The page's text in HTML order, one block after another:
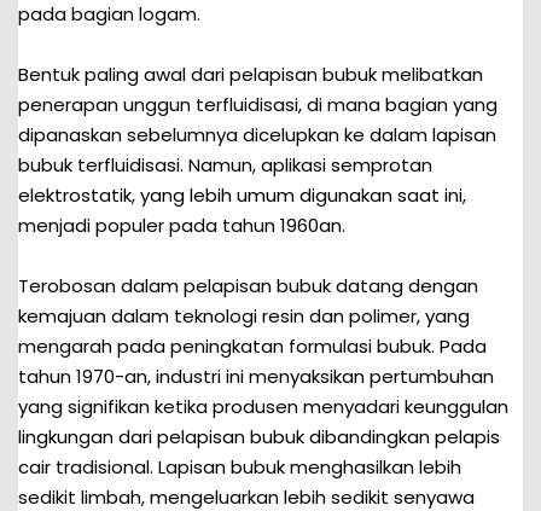
pada bagian logam.
Bentuk paling awal dari pelapisan bubuk melibatkan
penerapan unggun terfluidisasi, di mana bagian yang
dipanaskan sebelumnya dicelupkan ke dalam lapisan
bubuk terfluidisasi. Namun, aplikasi semprotan
elektrostatik, yang lebih umum digunakan saat ini,
menjadi populer pada tahun 1960an.
Terobosan dalam pelapisan bubuk datang dengan
kemajuan dalam teknologi resin dan polimer, yang
mengarah pada peningkatan formulasi bubuk. Pada
tahun 1970-an, industri ini menyaksikan pertumbuhan
yang signifikan ketika produsen menyadari keunggulan
lingkungan dari pelapisan bubuk dibandingkan pelapis
cair tradisional. Lapisan bubuk menghasilkan lebih
sedikit limbah, mengeluarkan lebih sedikit senyawa